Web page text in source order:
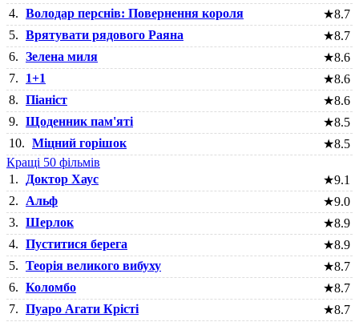
4. Володар перснів: Повернення короля ★8.7
5. Врятувати рядового Раяна ★8.7
6. Зелена миля ★8.6
7.
1+1 ★8.6
8. Піаніст ★8.6
9. Щоденник пам'яті ★8.5
10. Міцний горішок ★8.5
Кращі 50 фільмів
1.
Доктор Хаус ★9.1
2.
Альф ★9.0
3. Шерлок ★8.9
4. Пуститися берега ★8.9
5. Теорія великого вибуху ★8.7
6. Коломбо ★8.7
7. Пуаро Агати Крісті ★8.7